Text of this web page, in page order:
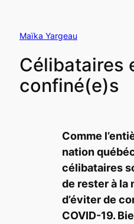
Maïka Yargeau
Célibataires
confiné(e)s
Comme
nation
célibataires
de rester à la
d’éviter de
COVID-19.